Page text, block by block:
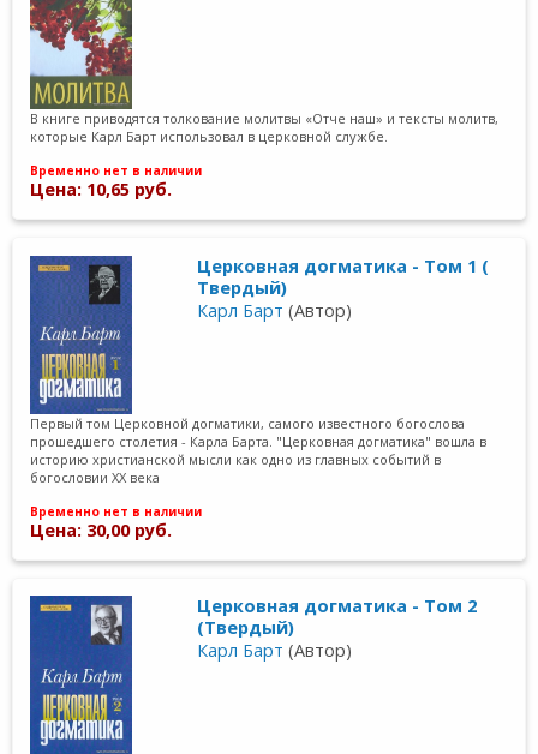
В книге приводятся толкование молитвы «Отче наш» и тексты молитв,
которые Карл Барт использовал в церковной службе.
Временно нет в наличии
Цена: 10,65 руб.
Церковная догматика - Том 1 (
Твердый)
Карл Барт (Автор)
Первый том Церковной догматики, самого известного богослова
прошедшего столетия - Карла Барта. "Церковная догматика" вошла в
историю христианской мысли как одно из главных событий в
богословии ХХ века
Временно нет в наличии
Цена: 30,00 руб.
Церковная догматика - Том 2
(Твердый)
Карл Барт (Автор)